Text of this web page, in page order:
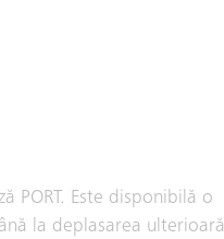
PORT. Este disponibilă o
la deplasarea ulterioară